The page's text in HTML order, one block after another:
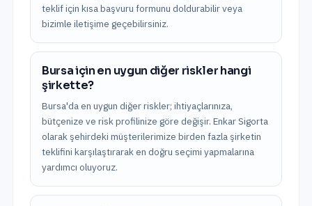
teklif için kısa başvuru formunu doldurabilir veya
bizimle iletişime geçebilirsiniz.
Bursa için en uygun diğer riskler hangi
şirkette?
Bursa'da en uygun diğer riskler; ihtiyaçlarınıza,
bütçenize ve risk profilinize göre değişir. Enkar Sigorta
olarak şehirdeki müşterilerimize birden fazla şirketin
teklifini karşılaştırarak en doğru seçimi yapmalarına
yardımcı oluyoruz.